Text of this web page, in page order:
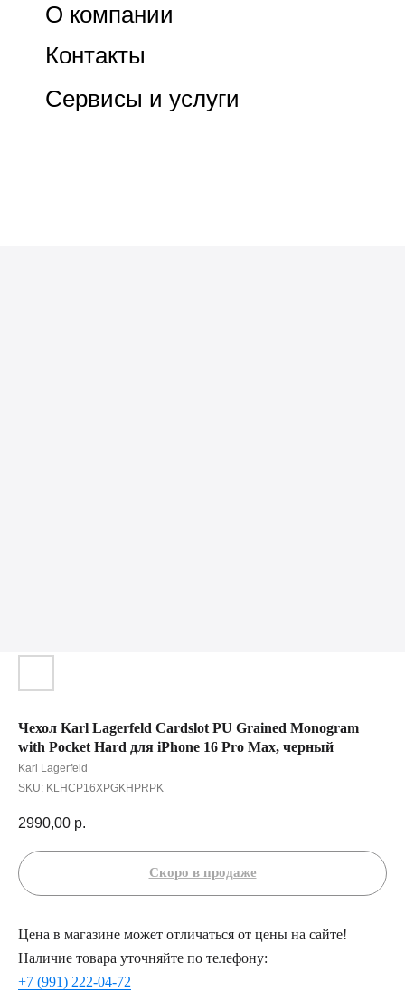
Контакты
О компании
Сервисы и услуги
Чехол Karl Lagerfeld Cardslot PU Grained Monogram
with Pocket Hard для iPhone 16 Pro Max, черный
Karl Lagerfeld
SKU: KLHCP16XPGKHPRPK
2990,00 р.
Цена в магазине может отличаться от цены на сайте!
Наличие товара уточняйте по телефону:
+7 (991) 222-04-72